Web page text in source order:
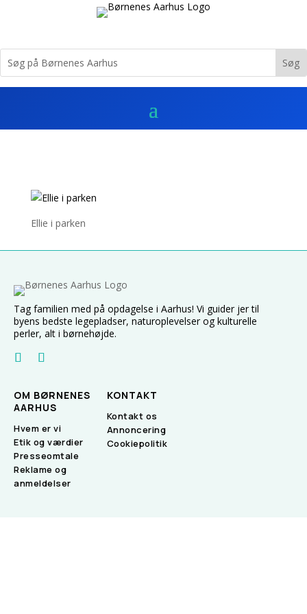
Ellie i parken
Tag familien med på opdagelse i Aarhus! Vi guider jer til
byens bedste legepladser, naturoplevelser og kulturelle
perler, alt i børnehøjde.
OM BØRNENES
AARHUS
Hvem er vi
Etik og værdier
Presseomtale
Reklame og
anmeldelser
KONTAKT
Kontakt os
Annoncering
Cookiepolitik